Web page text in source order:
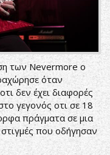
των Nevermore o
όταν
δεν έχει διαφορές
γεγονός οτι σε 18
πράγματα σε μια
που οδήγησαν